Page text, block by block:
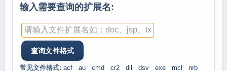
输入需要查询的扩展名:
常见文件格式: acf au cmd cr2 dll dsv exe mcl
nrb